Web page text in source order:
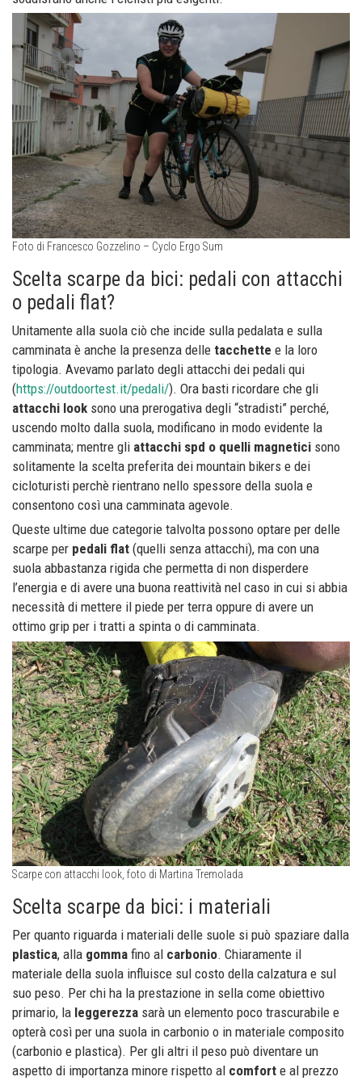
Foto di Francesco Gozzelino – Cyclo Ergo Sum
Scelta scarpe da bici: pedali con attacchi
o pedali flat?
Unitamente alla suola ciò che incide sulla pedalata e sulla
camminata è anche la presenza delle tacchette e la loro
tipologia. Avevamo parlato degli attacchi dei pedali qui
(https://outdoortest.it/pedali/). Ora basti ricordare che gli
attacchi look sono una prerogativa degli “stradisti” perché,
uscendo molto dalla suola, modificano in modo evidente la
camminata; mentre gli attacchi spd o quelli magnetici sono
solitamente la scelta preferita dei mountain bikers e dei
cicloturisti perchè rientrano nello spessore della suola e
consentono così una camminata agevole.
Queste ultime due categorie talvolta possono optare per delle
scarpe per pedali flat (quelli senza attacchi), ma con una
suola abbastanza rigida che permetta di non disperdere
l’energia e di avere una buona reattività nel caso in cui si abbia
necessità di mettere il piede per terra oppure di avere un
ottimo grip per i tratti a spinta o di camminata.
Scarpe con attacchi look, foto di Martina Tremolada
Scelta scarpe da bici: i materiali
Per quanto riguarda i materiali delle suole si può spaziare dalla
plastica, alla gomma fino al carbonio. Chiaramente il
materiale della suola influisce sul costo della calzatura e sul
suo peso. Per chi ha la prestazione in sella come obiettivo
primario, la leggerezza sarà un elemento poco trascurabile e
opterà così per una suola in carbonio o in materiale composito
(carbonio e plastica). Per gli altri il peso può diventare un
aspetto di importanza minore rispetto al comfort e al prezzo